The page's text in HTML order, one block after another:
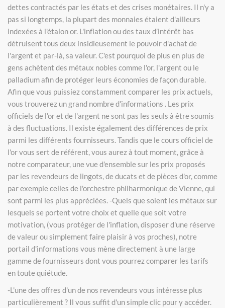
dettes contractés par les états et des crises monétaires. Il n'y a
pas si longtemps, la plupart des monnaies étaient d'ailleurs
indexées à l'étalon or. L'inflation ou des taux d’intérêt bas
détruisent tous deux insidieusement le pouvoir d'achat de
l'argent et par-là, sa valeur. C'est pourquoi de plus en plus de
gens achètent des métaux nobles comme l'or, l'argent ou le
palladium afin de protéger leurs économies de façon durable.
Afin que vous puissiez constamment comparer les prix actuels,
vous trouverez un grand nombre d'informations . Les prix
officiels de l'or et de l'argent ne sont pas les seuls à être soumis
à des fluctuations. Il existe également des différences de prix
parmi les différents fournisseurs. Tandis que le cours officiel de
l'or vous sert de référent, vous aurez à tout moment, grâce à
notre comparateur, une vue d'ensemble sur les prix proposés
par les revendeurs de lingots, de ducats et de pièces d'or, comme
par exemple celles de l'orchestre philharmonique de Vienne, qui
sont parmi les plus appréciées. -Quels que soient les métaux sur
lesquels se portent votre choix et quelle que soit votre
motivation, (vous protéger de l'inflation, disposer d'une réserve
de valeur ou simplement faire plaisir à vos proches), notre
portail d'informations vous mène directement à une large
gamme de fournisseurs dont vous pourrez comparer les tarifs
en toute quiétude.
-L'une des offres d'un de nos revendeurs vous intéresse plus
particulièrement ? Il vous suffit d'un simple clic pour y accéder.